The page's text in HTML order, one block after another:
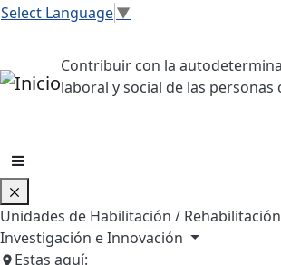
Pasar al contenido principal
Select Language▼
Contribuir con la
laboral y social de las personas
Unidades de Habilitación / Rehabilitación
Investigación e Innovación
Estas aquí: